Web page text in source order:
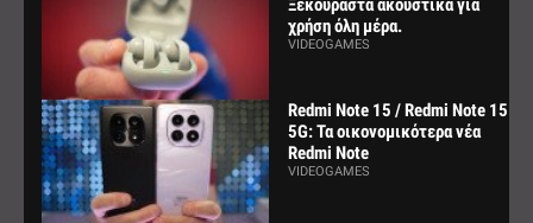
Ξεκούραστα ακουστικά για
χρήση όλη μέρα.
VIDEOGAMES
Redmi Note 15 / Redmi Note 15
5G: Τα οικονομικότερα νέα
Redmi Note
VIDEOGAMES